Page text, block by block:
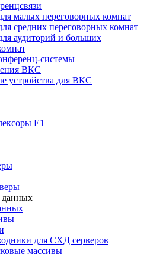
малых переговорных комнат
средних переговорных комнат
аудиторий и больших
системы
ВКС
устройства для ВКС
Е1
для СХД серверов
массивы